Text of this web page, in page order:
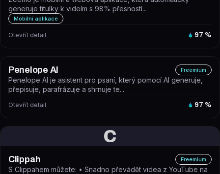
generuje titulky k videím s 98% přesností...
Mobilní aplikace
Otevřít detail 97 %
Penelope AI Freemium
Penelope AI je asistent pro psaní, který pomocí AI generuje,
přepisuje, parafrázuje a shrnuje te...
Otevřít detail 97 %
C
Clippah Freemium
S Clippahem můžete: • Snadno převádět videa z YouTube na